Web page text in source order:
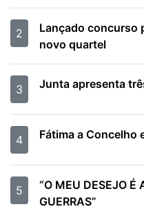
2
Lançado concurso
novo quartel
3 Junta apresenta
4 Fátima a Concelho
5
“O MEU DESEJO É
GUERRAS”